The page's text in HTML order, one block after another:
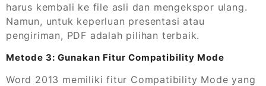
harus kembali ke file asli dan mengekspor ulang.
Namun, untuk keperluan presentasi atau
pengiriman, PDF adalah pilihan terbaik.
Metode 3: Gunakan Fitur Compatibility Mode
Word 2013 memiliki fitur Compatibility Mode yang